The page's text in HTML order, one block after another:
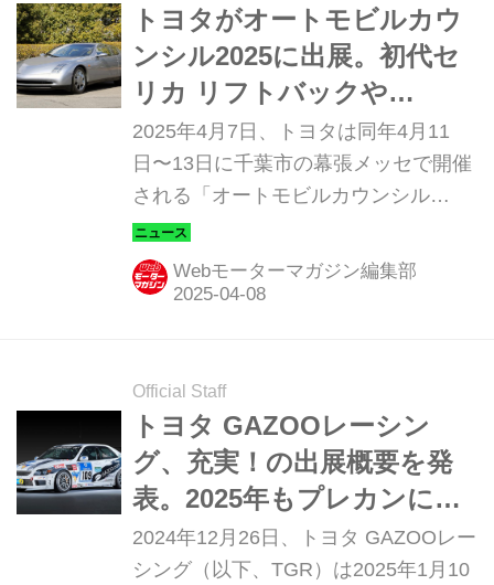
下、マクドナルド）、タカラトミーの
3社は、2025年4月11日から販売する
ハッピーセット「トミカ」の登場を記
念したコラボレーション特別企画を実
施する。 この特別企画は、「マクドナ
ルドらしいFUNをお届けすること」お
よび「子どもたちの成長と発達をサポ
ートし、ご家族の幸せを支える...
トヨタがオートモビルカウ
ンシル2025に出展。初代セ
リカ リフトバックや
4500GTが見られる！
2025年4月7日、トヨタは同年4月11
日〜13日に千葉市の幕張メッセで開催
される「オートモビルカウンシル
（AUTOMOBILE COUNCIL）」に出展
するが、その内容を発表した。
Webモーターマガジン編集部
Official Staff
トヨタ GAZOOレーシン
グ、充実！の出展概要を発
表。2025年もプレカンにモ
リゾウが登場！【東京オー
トサロン2025 トヨタ GR】
2024年12月26日、トヨタ GAZOOレー
シング（以下、TGR）は2025年1月10